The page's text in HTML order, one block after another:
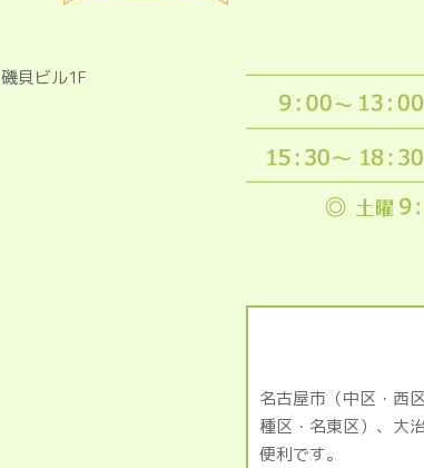
磯貝ビル1F
名古屋市（中区・西
種区・名東区）、大
便利です。